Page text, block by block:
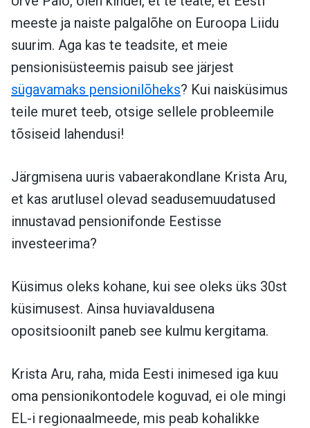
meeste ja naiste palgalõhe on Euroopa Liidu
suurim. Aga kas te teadsite, et meie
pensionisüsteemis paisub see järjest
sügavamaks pensionilõheks? Kui naisküsimus
teile muret teeb, otsige sellele probleemile
tõsiseid lahendusi!
Järgmisena uuris vabaerakondlane Krista Aru,
et kas arutlusel olevad seadusemuudatused
innustavad pensionifonde Eestisse
investeerima?
Küsimus oleks kohane, kui see oleks üks 30st
küsimusest. Ainsa huviavaldusena
opositsioonilt paneb see kulmu kergitama.
Krista Aru, raha, mida Eesti inimesed iga kuu
oma pensionikontodele koguvad, ei ole mingi
EL-i regionaalmeede, mis peab kohalikke